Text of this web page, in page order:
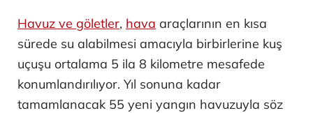
Havuz ve göletler, hava araçlarının en kısa
sürede su alabilmesi amacıyla birbirlerine kuş
uçuşu ortalama 5 ila 8 kilometre mesafede
konumlandırılıyor. Yıl sonuna kadar
tamamlanacak 55 yeni yangın havuzuyla söz